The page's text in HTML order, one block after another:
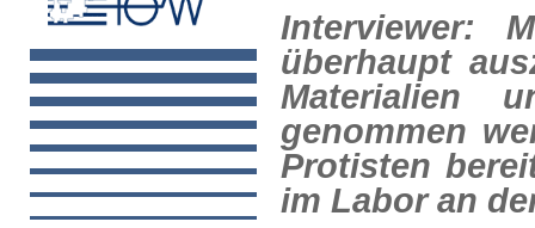
Interviewer:
überhaupt
Materialien
genommen
Protisten
im Labor an